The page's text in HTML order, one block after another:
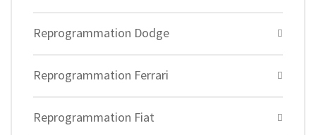
Reprogrammation Dodge
Reprogrammation Ferrari
Reprogrammation Fiat